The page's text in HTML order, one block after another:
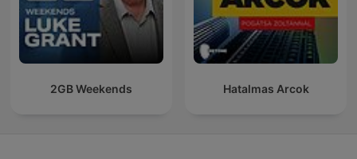
2GB Weekends Hatalmas Arcok